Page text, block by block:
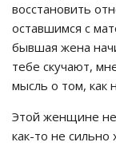
восстановить
оставшимся с
бывшая жена
тебе скучают,
мысль о том, как
Этой женщине не
как-то не сильно